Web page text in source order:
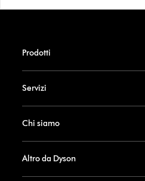
Prodotti
Servizi
Chi siamo
Altro da Dyson